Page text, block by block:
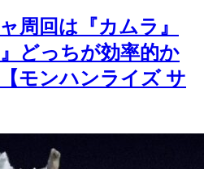
周回は『カムラ』
どっちが効率的か
モンハンライズ サ